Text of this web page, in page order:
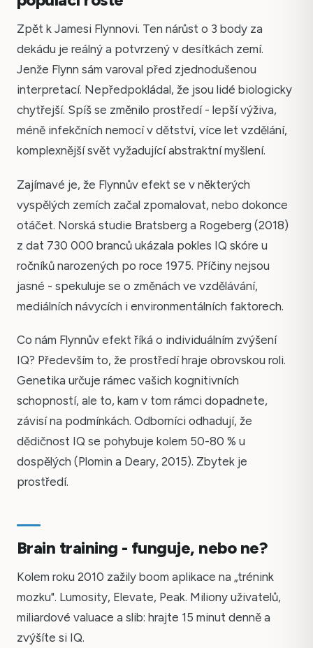
Zpět k Jamesi Flynnovi. Ten nárůst o 3 body za
dekádu je reálný a potvrzený v desítkách zemí.
Jenže Flynn sám varoval před zjednodušenou
interpretací. Nepředpokládal, že jsou lidé biologicky
chytřejší. Spíš se změnilo prostředí - lepší výživa,
méně infekčních nemocí v dětství, více let vzdělání,
komplexnější svět vyžadující abstraktní myšlení.
Zajímavé je, že Flynnův efekt se v některých
vyspělých zemích začal zpomalovat, nebo dokonce
otáčet. Norská studie Bratsberg a Rogeberg (2018)
z dat 730 000 branců ukázala pokles IQ skóre u
ročníků narozených po roce 1975. Příčiny nejsou
jasné - spekuluje se o změnách ve vzdělávání,
mediálních návycích i environmentálních faktorech.
Co nám Flynnův efekt říká o individuálním zvýšení
IQ? Především to, že prostředí hraje obrovskou roli.
Genetika určuje rámec vašich kognitivních
schopností, ale to, kam v tom rámci dopadnete,
závisí na podmínkách. Odborníci odhadují, že
dědičnost IQ se pohybuje kolem 50-80 % u
dospělých (Plomin a Deary, 2015). Zbytek je
prostředí.
Brain training - funguje, nebo ne?
Kolem roku 2010 zažily boom aplikace na „trénink
mozku". Lumosity, Elevate, Peak. Miliony uživatelů,
miliardové valuace a slib: hrajte 15 minut denně a
zvýšíte si IQ.